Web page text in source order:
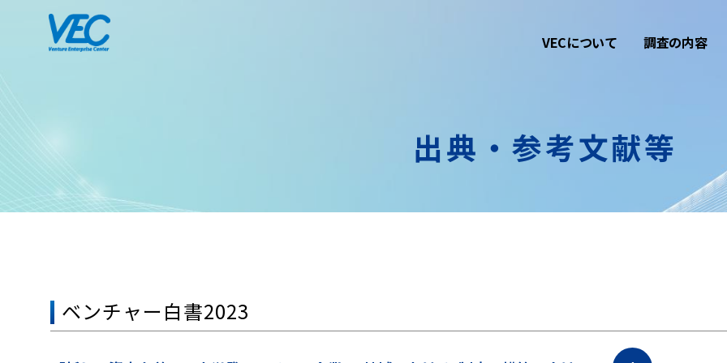
VECについて 調査の内容
出典・参考文献等
ベンチャー白書2023